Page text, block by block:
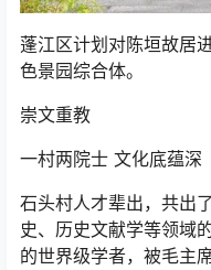
蓬江区计划对陈垣故居
色景园综合体。
崇文重教
一村两院士 文化底蕴深
石头村人才辈出，共出
史、历史文献学等领域
的世界级学者，被毛主